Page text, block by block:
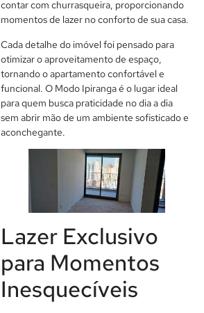
contar com churrasqueira, proporcionando
momentos de lazer no conforto de sua casa.
Cada detalhe do imóvel foi pensado para
otimizar o aproveitamento de espaço,
tornando o apartamento confortável e
funcional. O Modo Ipiranga é o lugar ideal
para quem busca praticidade no dia a dia
sem abrir mão de um ambiente sofisticado e
aconchegante.
Lazer Exclusivo
para Momentos
Inesquecíveis